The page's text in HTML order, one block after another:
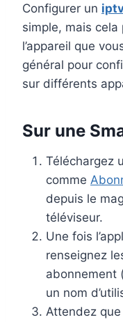
Configurer un
simple, mais
l’appareil que
général pour
sur différents
Sur une
Téléchargez
comme
depuis le
téléviseur.
Une fois
renseignez
abonnement
un nom
Attendez